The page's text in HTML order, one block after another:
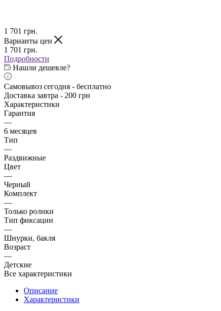
1 701 грн.
Варианты цен
1 701 грн.
Подробности
Нашли дешевле?
Самовывоз сегодня - бесплатно
Доставка завтра - 200 грн
Характеристики
Гарантия
—
6 месяцев
Тип
—
Раздвижные
Цвет
—
Черный
Комплект
—
Только ролики
Тип фиксации
—
Шнурки, бакля
Возраст
—
Детские
Все характеристики
Описание
Характеристики